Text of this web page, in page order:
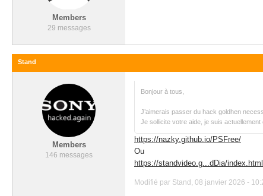
Members
29 messages
Stand
Members
146 messages
Bonjour à tous,
J’aimerais passer du hack goldhen
Je sollicite votre aide, je suis
https://nazky.github.io/PSFree/
Ou
https://standvideo.g...dDia/index.html
Modifié par Stand, 08 janvier 2026 -